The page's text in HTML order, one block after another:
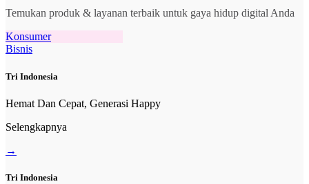
Temukan produk & layanan terbaik untuk gaya hidup digital Anda
Konsumer
Bisnis
Tri Indonesia
Hemat Dan Cepat, Generasi Happy
Selengkapnya
→
Tri Indonesia